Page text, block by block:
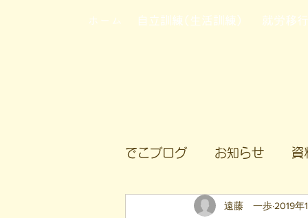
ホーム 自立訓練(生活訓練) 就労移
でこブログ お知らせ 資
遠藤 一歩 2019年